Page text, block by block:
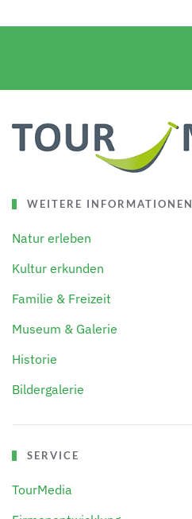
WEITERE INFORMATIONEN
Natur erleben
Kultur erkunden
Familie & Freizeit
Museum & Galerie
Historie
Bildergalerie
SERVICE
TourMedia